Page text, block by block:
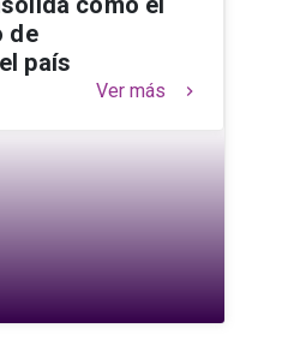
de
país
Ver más keyboard_arrow_right